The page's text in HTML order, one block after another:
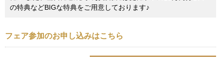
の特典などBIGな特典をご用意しております♪
フェア参加のお申し込みはこちら